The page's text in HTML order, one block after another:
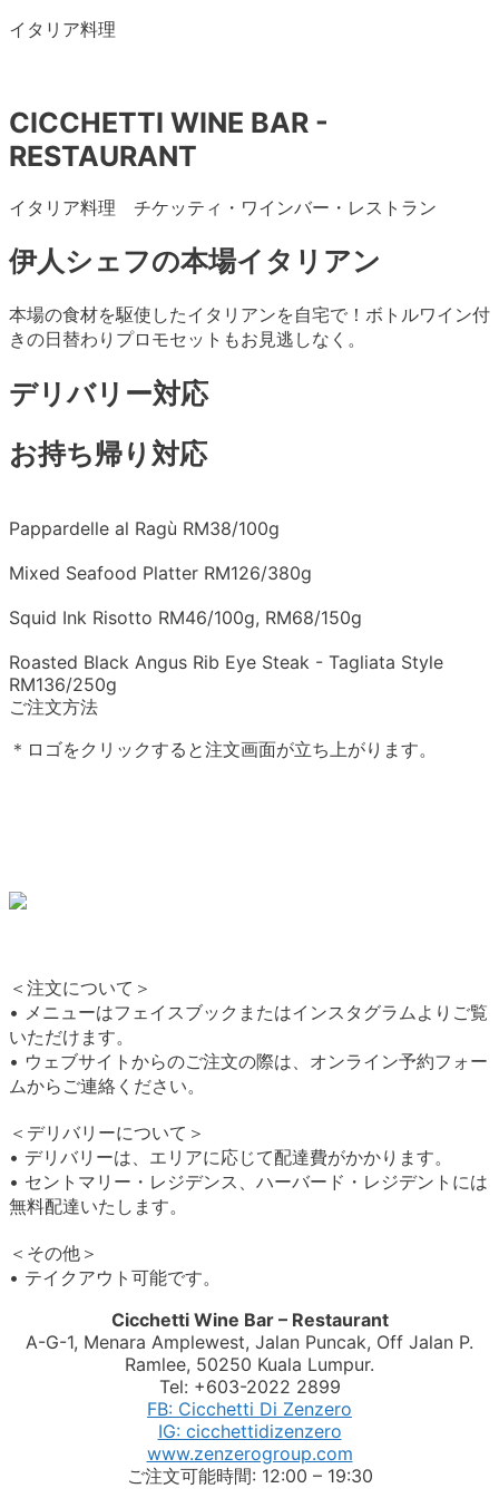
イタリア料理
CICCHETTI WINE BAR -
RESTAURANT
イタリア料理 チケッティ・ワインバー・レストラン
伊人シェフの本場イタリアン
本場の食材を駆使したイタリアンを自宅で！ボトルワイン付
きの日替わりプロモセットもお見逃しなく。
デリバリー対応
お持ち帰り対応
Pappardelle al Ragù RM38/100g
Mixed Seafood Platter RM126/380g
Squid Ink Risotto RM46/100g, RM68/150g
Roasted Black Angus Rib Eye Steak - Tagliata Style
RM136/250g
ご注文方法
＊ロゴをクリックすると注文画面が立ち上がります。
＜注文について＞
• メニューはフェイスブックまたはインスタグラムよりご覧
いただけます。
• ウェブサイトからのご注文の際は、オンライン予約フォー
ムからご連絡ください。
＜デリバリーについて＞
• デリバリーは、エリアに応じて配達費がかかります。
• セントマリー・レジデンス、ハーバード・レジデントには
無料配達いたします。
＜その他＞
• テイクアウト可能です。
Cicchetti Wine Bar – Restaurant
A-G-1, Menara Amplewest, Jalan Puncak, Off Jalan P.
Ramlee, 50250 Kuala Lumpur.
Tel: +603-2022 2899
FB: Cicchetti Di Zenzero
IG: cicchettidizenzero
www.zenzerogroup.com
ご注文可能時間: 12:00 – 19:30